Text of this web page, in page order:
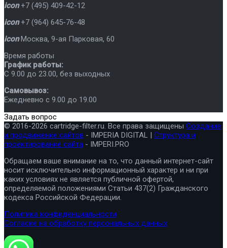
icon +7 (495) 409-42-12
icon +7 (964) 645-76-48
icon Москва, 9-ая Парковая, 60
Время работы
График работы:
C 9.00 до 23.00, без выходных
Самовывоз:
Ежедневно с 9.00 до 19.00
Задать вопрос
© 2016-2026 cartridge-filter.ru. Все права защищены Создание
и продвижение сайтов - IMPERIA DIGITAL | Структура и
проектирование сайта - IMPERI.PRO
Обращаем ваше внимание на то, что данный интернет-сайт
носит исключительно информационный характер и ни при
каких условиях не является публичной офертой,
определяемой положениями Статьи 437(2) Гражданского
кодекса Российской Федерации.
Политика конфиденциальности
Согласие на обработку персональных данных